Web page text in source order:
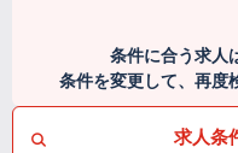
条件に合う求人
条件を変更して、再度
求人条